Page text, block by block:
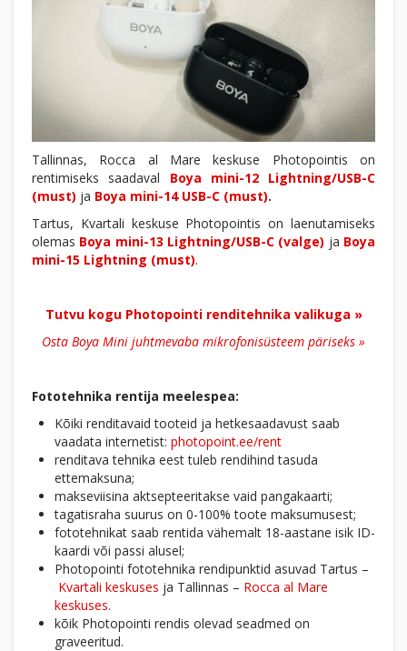
Tallinnas, Rocca al Mare keskuse Photopointis on
rentimiseks saadaval Boya mini-12 Lightning/USB-C
(must) ja Boya mini-14 USB-C (must).
Tartus, Kvartali keskuse Photopointis on laenutamiseks
olemas Boya mini-13 Lightning/USB-C (valge) ja Boya
mini-15 Lightning (must).
Tutvu kogu Photopointi renditehnika valikuga »
Osta Boya Mini juhtmevaba mikrofonisüsteem päriseks »
Fototehnika rentija meelespea:
Kõiki renditavaid tooteid ja hetkesaadavust saab
vaadata internetist: photopoint.ee/rent
renditava tehnika eest tuleb rendihind tasuda
ettemaksuna;
makseviisina aktsepteeritakse vaid pangakaarti;
tagatisraha suurus on 0-100% toote maksumusest;
fototehnikat saab rentida vähemalt 18-aastane isik ID-
kaardi või passi alusel;
Photopointi fototehnika rendipunktid asuvad Tartus –
Kvartali keskuses ja Tallinnas – Rocca al Mare
keskuses.
kõik Photopointi rendis olevad seadmed on
graveeritud.